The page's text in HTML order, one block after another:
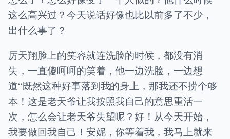
这么高兴过？今天说话好像也比以前多了不少，
出什么事了？
厉天翔脸上的笑容就连洗脸的时候，都没有消
失，一直傻呵呵的笑着，他一边洗脸，一边想
道“既然这种好事落到我的身上，那我还不捞个够
本！这是老天爷让我按照我自己的意思重活一
次，怎么会让老天爷失望呢？好！从今天开始，
我要做回我自己！安妮，你等着我，我马上就来